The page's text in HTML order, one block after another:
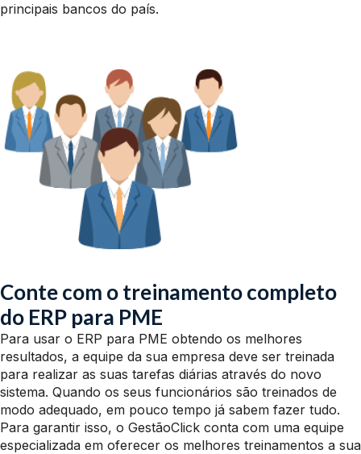
principais bancos do país.
Conte com o treinamento completo
do ERP para PME
Para usar o ERP para PME obtendo os melhores
resultados, a equipe da sua empresa deve ser treinada
para realizar as suas tarefas diárias através do novo
sistema. Quando os seus funcionários são treinados de
modo adequado, em pouco tempo já sabem fazer tudo.
Para garantir isso, o GestãoClick conta com uma equipe
especializada em oferecer os melhores treinamentos a sua